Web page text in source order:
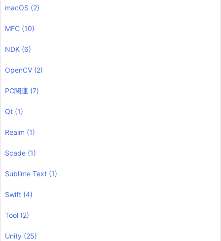
macOS (2)
MFC (10)
NDK (6)
OpenCV (2)
PC関連 (7)
Qt (1)
Realm (1)
Scade (1)
Sublime Text (1)
Swift (4)
Tool (2)
Unity (25)